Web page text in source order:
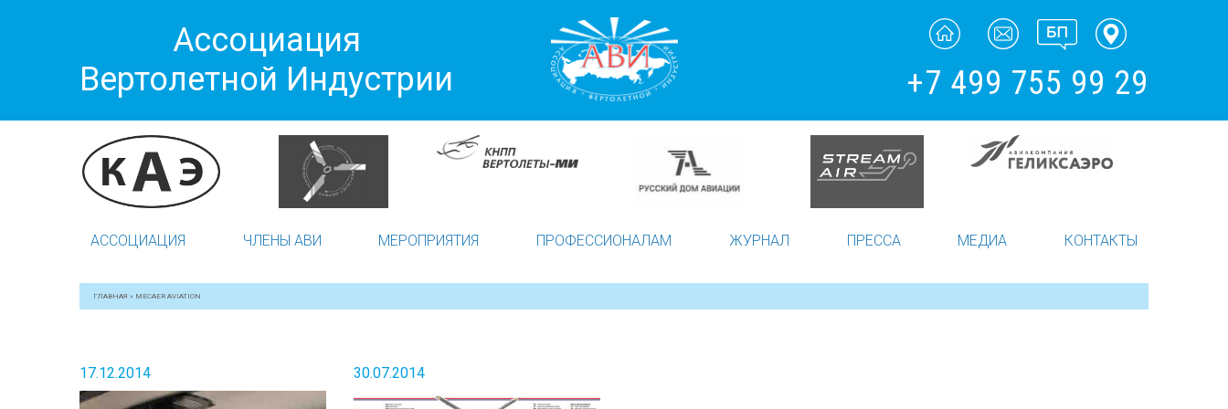
Ассоциация
Вертолетной Индустрии
+7 499 755 99 29
АССОЦИАЦИЯ ЧЛЕНЫ АВИ МЕРОПРИЯТИЯ ПРОФЕССИОНАЛАМ ЖУРНАЛ ПРЕССА МЕДИА КОНТАКТЫ
ГЛАВНАЯ » MECAER AVIATION
17.12.2014 30.07.2014